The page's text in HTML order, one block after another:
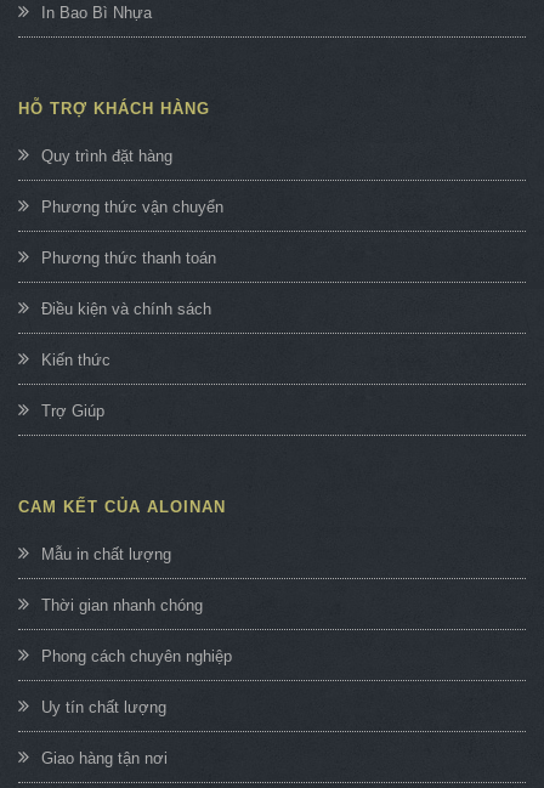
In Bao Bì Nhựa
HỖ TRỢ KHÁCH HÀNG
Quy trình đặt hàng
Phương thức vận chuyển
Phương thức thanh toán
Điều kiện và chính sách
Kiến thức
Trợ Giúp
CAM KẾT CỦA ALOINAN
Mẫu in chất lượng
Thời gian nhanh chóng
Phong cách chuyên nghiệp
Uy tín chất lượng
Giao hàng tận nơi